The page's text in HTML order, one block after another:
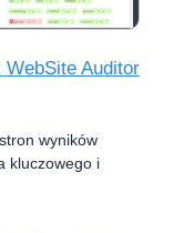
WebSite Auditor
wyników
kluczowego i